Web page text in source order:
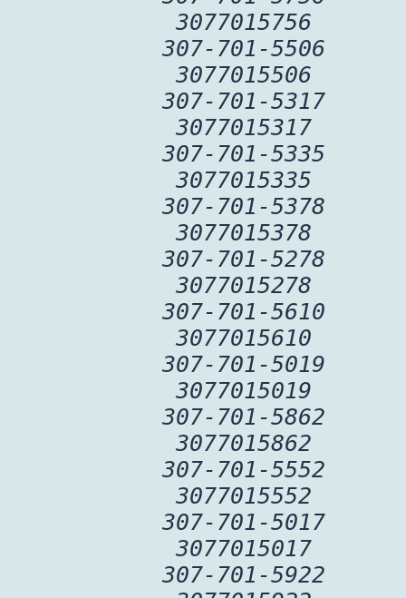
3077015756
307-701-5506
3077015506
307-701-5317
3077015317
307-701-5335
3077015335
307-701-5378
3077015378
307-701-5278
3077015278
307-701-5610
3077015610
307-701-5019
3077015019
307-701-5862
3077015862
307-701-5552
3077015552
307-701-5017
3077015017
307-701-5922